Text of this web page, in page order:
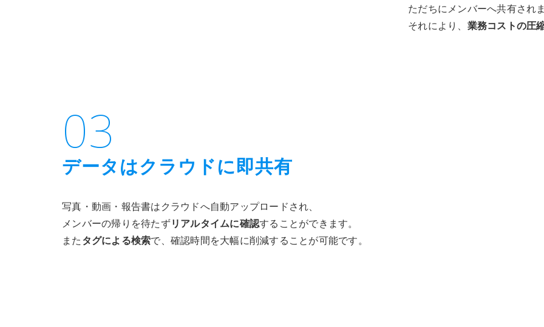
ただちにメンバーへ共有され
それにより、 業務コストの圧
03
データはクラウドに即共有
写真・動画・報告書はクラウドへ自動アップロードされ、
メンバーの帰りを待たずリアルタイムに確認することができます。
また タグによる検索で、確認時間を大幅に削減することが可能です。